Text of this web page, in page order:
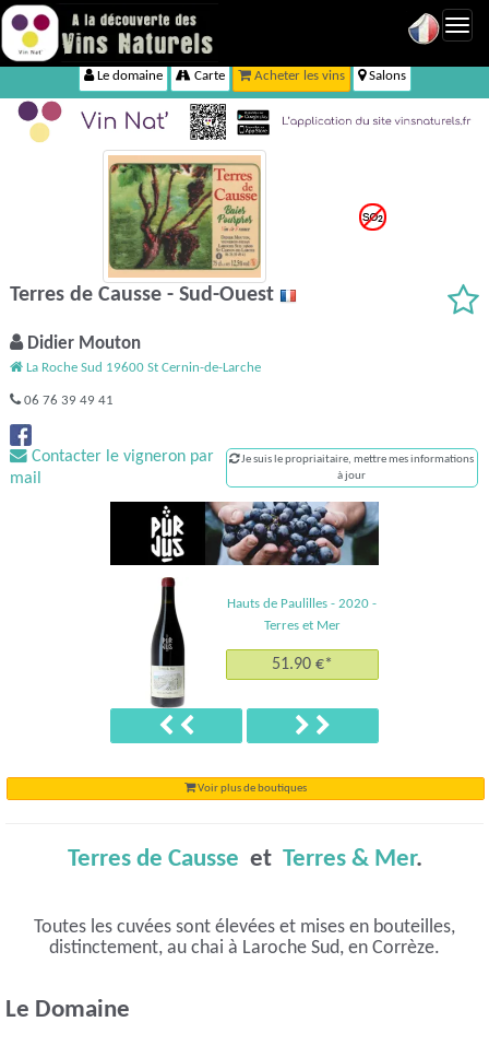
Le domaine Carte Acheter les vins Salons
Terres de Causse - Sud-Ouest
Didier Mouton
La Roche Sud 19600 St Cernin-de-Larche
06 76 39 49 41
Contacter le vigneron par
mail
Je suis le propriaitaire, mettre mes informations
à jour
Hauts de Paulilles en Cuve - 2019 - Terres et
45.90 €*
Précédent Suivant
Voir plus de boutiques
Terres de Causse et Terres & Mer.
Toutes les cuvées sont élevées et mises en bouteilles,
distinctement, au chai à Laroche Sud, en Corrèze.
Le Domaine